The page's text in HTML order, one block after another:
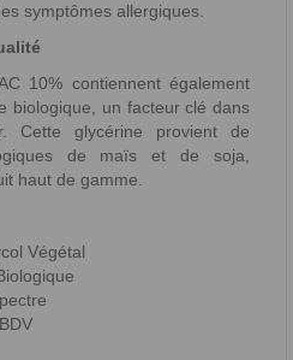
symptômes allergiques.
10% contiennent également
biologique, un facteur clé dans
Cette glycérine provient de
de maïs et de soja,
haut de gamme.
Végétal